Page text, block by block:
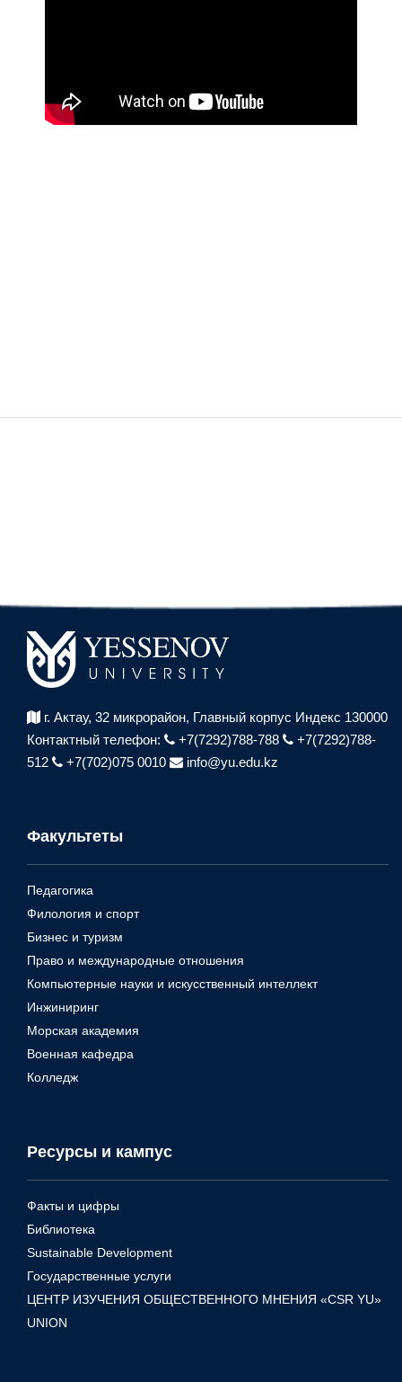
г. Актау, 32 микрорайон, Главный корпус Индекс 130000
Контактный телефон:
+7(7292)788-788
+7(7292)788-
512
+7(702)075 0010 info@yu.edu.kz
Факультеты
Педагогика
Филология и спорт
Бизнес и туризм
Право и международные отношения
Компьютерные науки и искусственный интеллект
Инжиниринг
Морская академия
Военная кафедра
Колледж
Ресурсы и кампус
Факты и цифры
Библиотека
Sustainable Development
Государственные услуги
ЦЕНТР ИЗУЧЕНИЯ ОБЩЕСТВЕННОГО МНЕНИЯ «CSR YU»
UNION